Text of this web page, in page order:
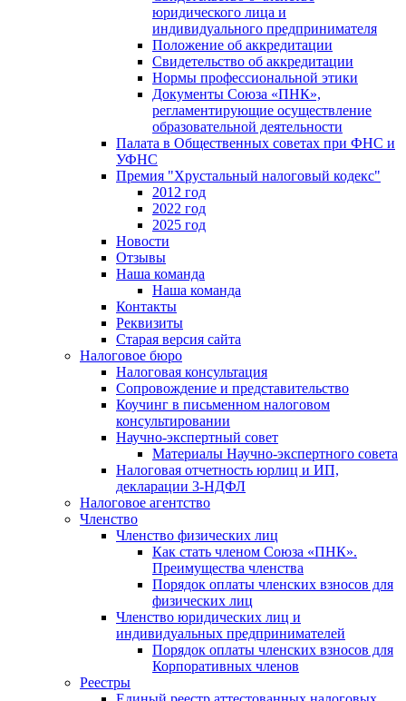
юридического лица и
индивидуального предпринимателя
Положение об аккредитации
Свидетельство об аккредитации
Нормы профессиональной этики
Документы Союза «ПНК»,
регламентирующие осуществление
образовательной деятельности
Палата в Общественных советах при ФНС и
УФНС
Премия "Хрустальный налоговый кодекс"
2012 год
2022 год
2025 год
Новости
Отзывы
Наша команда
Наша команда
Контакты
Реквизиты
Старая версия сайта
Налоговое бюро
Налоговая консультация
Cопровождение и представительство
Коучинг в письменном налоговом
консультировании
Научно-экспертный совет
Материалы Научно-экспертного совета
Налоговая отчетность юрлиц и ИП,
декларации 3-НДФЛ
Налоговое агентство
Членство
Членство физических лиц
Как стать членом Союза «ПНК».
Преимущества членства
Порядок оплаты членских взносов для
физических лиц
Членство юридических лиц и
индивидуальных предпринимателей
Порядок оплаты членских взносов для
Корпоративных членов
Реестры